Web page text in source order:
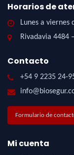
Horarios de
Lunes a viernes
Rivadavia 4484
Contacto
+54 9 2235 24-
Formulario de
Mi cuenta